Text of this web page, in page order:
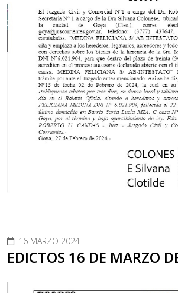
16 MARZO 2024
EDICTOS 16 DE MARZO